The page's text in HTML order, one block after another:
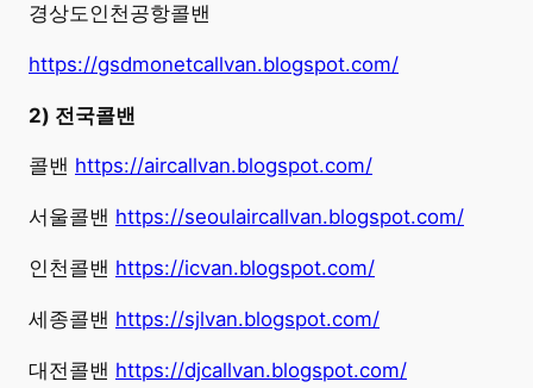
경상도인천공항콜밴
https://gsdmonetcallvan.blogspot.com/
2) 전국콜밴
콜밴 https://aircallvan.blogspot.com/
서울콜밴 https://seoulaircallvan.blogspot.com/
인천콜밴 https://icvan.blogspot.com/
세종콜밴 https://sjlvan.blogspot.com/
대전콜밴 https://djcallvan.blogspot.com/